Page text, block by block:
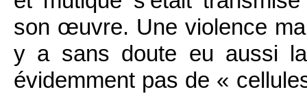
son œuvre. Une violence
y a sans doute eu aussi
évidemment pas de «